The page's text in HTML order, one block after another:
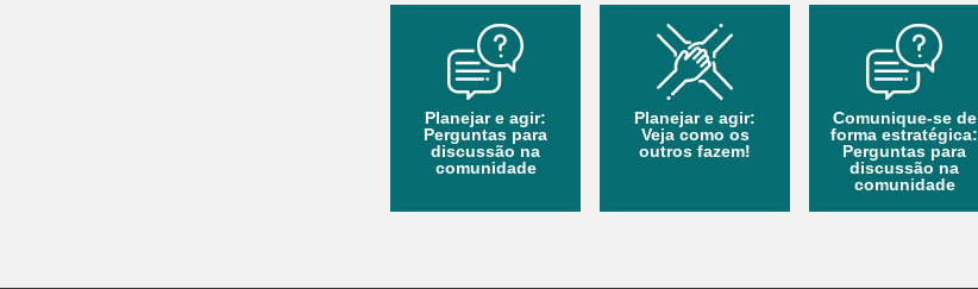
Planejar e agir:
Perguntas para
discussão na
comunidade
Planejar e agir:
Veja como os
outros fazem!
Comunique-se de
forma estratégica:
Perguntas para
discussão na
comunidade